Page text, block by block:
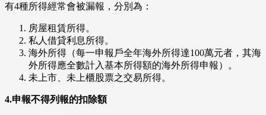
有4種所得經常會被漏報，分別為：
房屋租賃所得。
私人借貸利息所得。
海外所得（每一申報戶全年海外所得達100萬元者，其海
外所得應全數計入基本所得額的海外所得申報）。
未上市、未上櫃股票之交易所得。
4.申報不得列報的扣除額